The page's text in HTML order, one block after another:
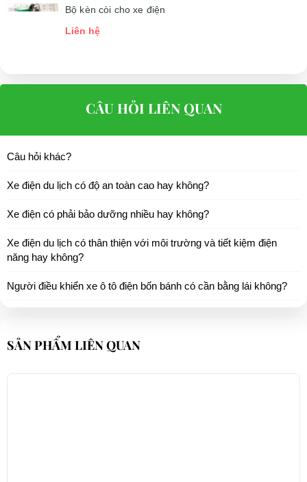
Bộ kèn còi cho xe điện
Liên hệ
CÂU HỎI LIÊN QUAN
Câu hỏi khác?
Xe điện du lịch có độ an toàn cao hay không?
Xe điện có phải bảo dưỡng nhiều hay không?
Xe điện du lịch có thân thiện với môi trường và tiết kiệm điện
năng hay không?
Người điều khiển xe ô tô điện bốn bánh có cần bằng lái không?
SẢN PHẨM LIÊN QUAN